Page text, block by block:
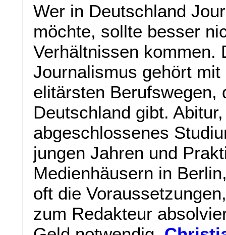
Wer in Deutschland
möchte, sollte besser
Verhältnissen kommen.
Journalismus gehört mit
elitärsten Berufswegen,
Deutschland gibt.
abgeschlossenes
jungen Jahren und
Medienhäusern in
oft die
zum Redakteur